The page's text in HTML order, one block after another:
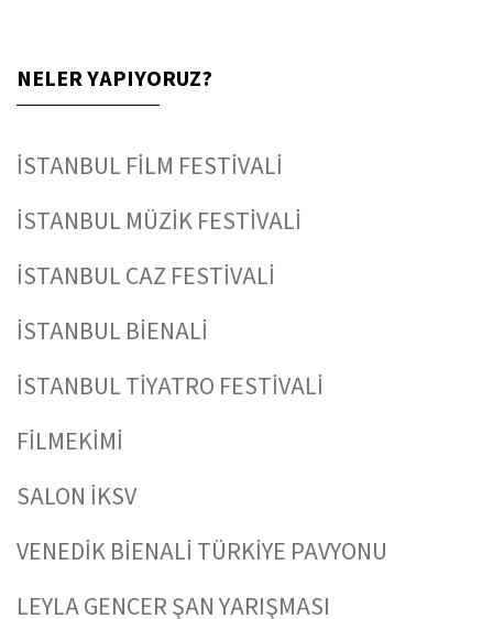
NELER YAPIYORUZ?
İSTANBUL FİLM FESTİVALİ
İSTANBUL MÜZİK FESTİVALİ
İSTANBUL CAZ FESTİVALİ
İSTANBUL BİENALİ
İSTANBUL TİYATRO FESTİVALİ
FİLMEKİMİ
SALON İKSV
VENEDİK BİENALİ TÜRKİYE PAVYONU
LEYLA GENCER ŞAN YARIŞMASI